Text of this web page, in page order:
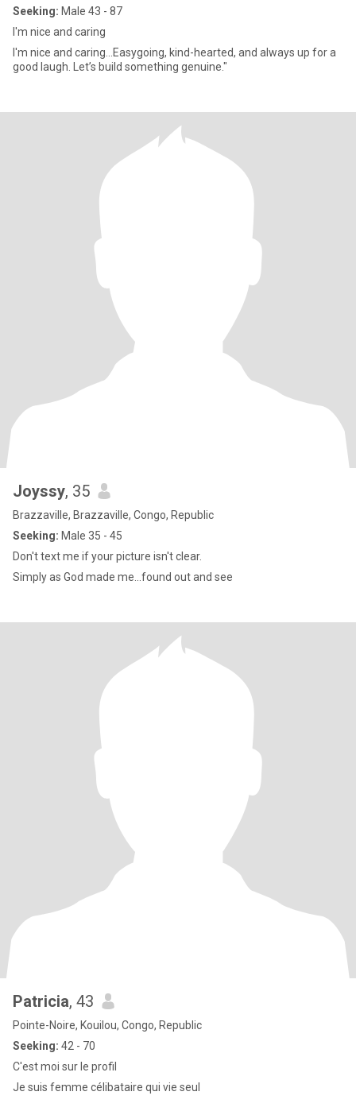
Seeking: Male 43 - 87
I'm nice and caring
I'm nice and caring...Easygoing, kind-hearted, and always up for a
good laugh. Let’s build something genuine."
Joyssy, 35
Brazzaville, Brazzaville, Congo, Republic
Seeking: Male 35 - 45
Don't text me if your picture isn't clear.
Simply as God made me...found out and see
Patricia, 43
Pointe-Noire, Kouilou, Congo, Republic
Seeking: 42 - 70
C'est moi sur le profil
Je suis femme célibataire qui vie seul